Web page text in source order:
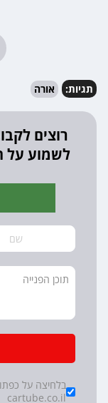
תגיות: אורה
רוצים
לשמוע על
cartube.co.il